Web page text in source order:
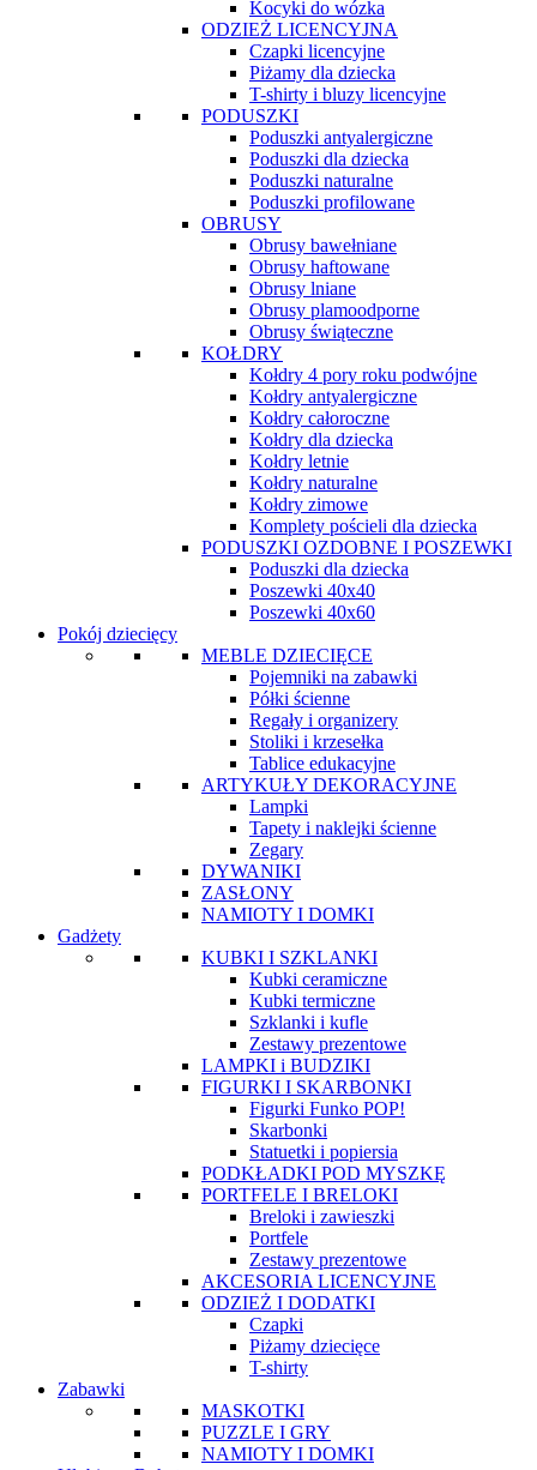
Kocyki do wózka
ODZIEŻ LICENCYJNA
Czapki licencyjne
Piżamy dla dziecka
T-shirty i bluzy licencyjne
PODUSZKI
Poduszki antyalergiczne
Poduszki dla dziecka
Poduszki naturalne
Poduszki profilowane
OBRUSY
Obrusy bawełniane
Obrusy haftowane
Obrusy lniane
Obrusy plamoodporne
Obrusy świąteczne
KOŁDRY
Kołdry 4 pory roku podwójne
Kołdry antyalergiczne
Kołdry całoroczne
Kołdry dla dziecka
Kołdry letnie
Kołdry naturalne
Kołdry zimowe
Komplety pościeli dla dziecka
PODUSZKI OZDOBNE I POSZEWKI
Poduszki dla dziecka
Poszewki 40x40
Poszewki 40x60
Pokój dziecięcy
MEBLE DZIECIĘCE
Pojemniki na zabawki
Półki ścienne
Regały i organizery
Stoliki i krzesełka
Tablice edukacyjne
ARTYKUŁY DEKORACYJNE
Lampki
Tapety i naklejki ścienne
Zegary
DYWANIKI
ZASŁONY
NAMIOTY I DOMKI
Gadżety
KUBKI I SZKLANKI
Kubki ceramiczne
Kubki termiczne
Szklanki i kufle
Zestawy prezentowe
LAMPKI i BUDZIKI
FIGURKI I SKARBONKI
Figurki Funko POP!
Skarbonki
Statuetki i popiersia
PODKŁADKI POD MYSZKĘ
PORTFELE I BRELOKI
Breloki i zawieszki
Portfele
Zestawy prezentowe
AKCESORIA LICENCYJNE
ODZIEŻ I DODATKI
Czapki
Piżamy dziecięce
T-shirty
Zabawki
MASKOTKI
PUZZLE I GRY
NAMIOTY I DOMKI